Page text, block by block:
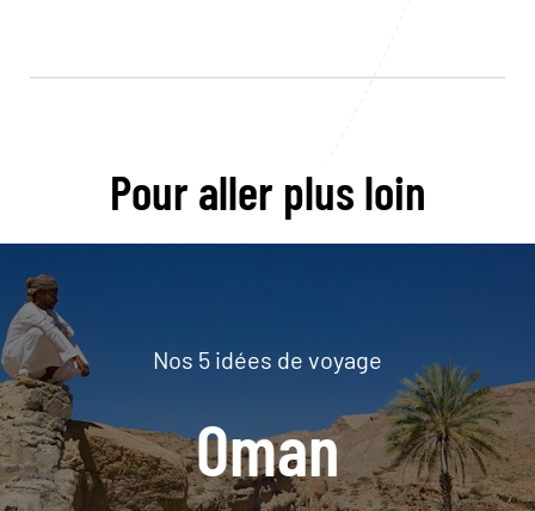
Pour aller plus loin
Nos 5 idées de voyage
Oman